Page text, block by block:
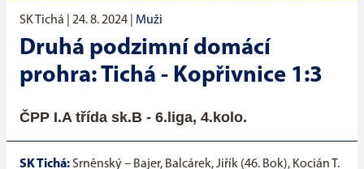
SK Tichá | 24. 8. 2024 Muži
Druhá podzimní domácí
prohra: Tichá - Kopřivnice 1:3
ČPP I.A třída sk.B - 6.liga, 4.kolo.
SK Tichá: Srněnský – Bajer, Balcárek, Jiřík (46. Bok), Kocián T.